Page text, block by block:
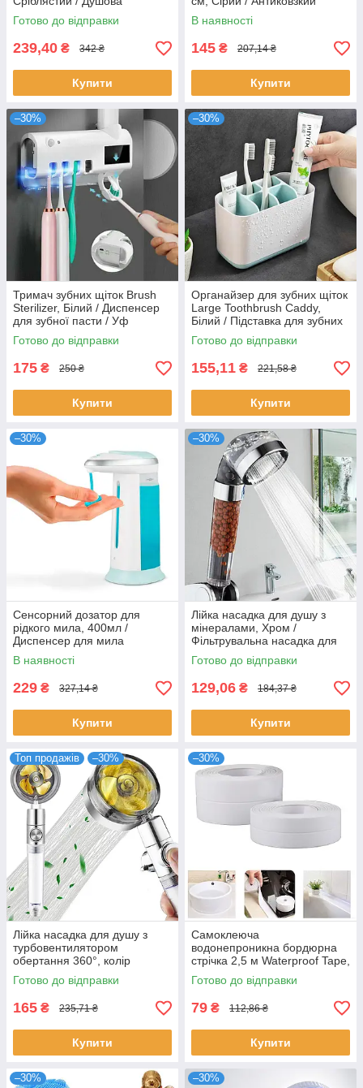
насадка-розпилювач /
Насадка із фільтром для води
Готово до відправки
239,40 ₴ 342 ₴
Купити
килимок у ванну / Килимок на
гумовій основі
В наявності
145 ₴ 207,14 ₴
Купити
–30%
Тримач зубних щіток Brush
Sterilizer, Білий / Диспенсер
для зубної пасти / Уф
стерилізатор
Готово до відправки
175 ₴ 250 ₴
Купити
–30%
Органайзер для зубних щіток
Large Toothbrush Caddy,
Білий / Підставка для зубних
щіток
Готово до відправки
155,11 ₴ 221,58 ₴
Купити
–30%
Сенсорний дозатор для
рідкого мила, 400мл /
Диспенсер для мила
В наявності
229 ₴ 327,14 ₴
Купити
–30%
Лійка насадка для душу з
мінералами, Хром /
Фільтрувальна насадка для
душу
Готово до відправки
129,06 ₴ 184,37 ₴
Купити
Топ продажів –30%
Лійка насадка для душу з
турбовентилятором
обертання 360°, колір
Рандом / Водозберігаюча
насадка для душу
Готово до відправки
165 ₴ 235,71 ₴
Купити
–30%
Самоклеюча
водонепроникна бордюрна
стрічка 2,5 м Waterproof Tape,
Білий / Клейка стрічка для
ванни
Готово до відправки
79 ₴ 112,86 ₴
Купити
–30% –30%